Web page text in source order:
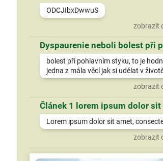
ODCJIbxDwwuS
zobrazit
Dyspaurenie neboli bolest při
bolest při pohlavním styku, to je
jedna z mála věcí jak si udělat v
zobrazit
Článek 1 lorem ipsum dolor sit
Lorem ipsum dolor sit amet,
zobrazit